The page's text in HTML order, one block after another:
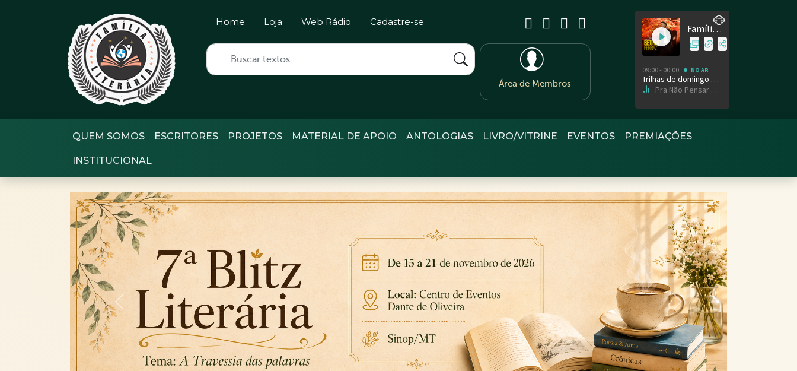
Home Loja Web Rádio Cadastre-se
Área de Membros
QUEM SOMOS ESCRITORES PROJETOS MATERIAL DE APOIO ANTOLOGIAS LIVRO/VITRINE EVENTOS PREMIAÇÕES
INSTITUCIONAL
Previous Next